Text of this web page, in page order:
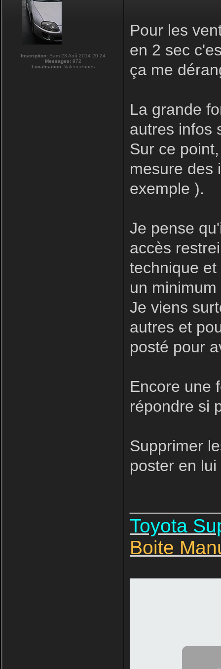
Inscription: Sam 23 Aoû 2014 20:24
Messages: 972
Localisation: Valenciennes
Pour les
en 2 sec
ça me
La grande
autres infos
Sur ce
mesure des
exemple ).
Je pense
accès
technique
un
Je viens
autres et
posté pour
Encore une
répondre si
Supprimer
poster en
Toyota
Boite